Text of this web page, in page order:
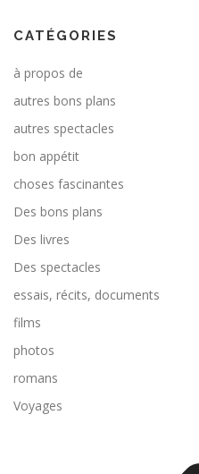
CATÉGORIES
à propos de
autres bons plans
autres spectacles
bon appétit
choses fascinantes
Des bons plans
Des livres
Des spectacles
essais, récits, documents
films
photos
romans
Voyages